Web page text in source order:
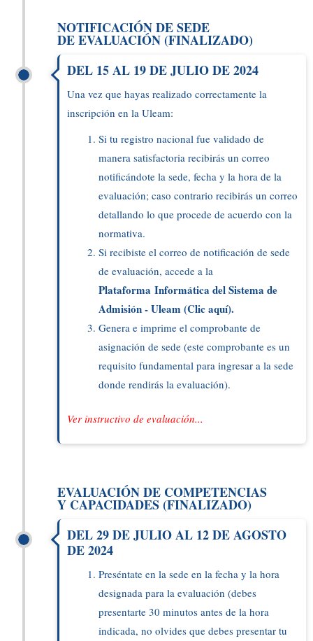
NOTIFICACIÓN DE SEDE
DE EVALUACIÓN (FINALIZADO)
DEL 15 AL 19 DE JULIO DE 2024
Una vez que hayas realizado correctamente la
inscripción en la Uleam:
Si tu registro nacional fue validado de
manera satisfactoria recibirás un correo
notificándote la sede, fecha y la hora de la
evaluación; caso contrario recibirás un correo
detallando lo que procede de acuerdo con la
normativa.
Si recibiste el correo de notificación de sede
de evaluación, accede a la
Plataforma Informática del Sistema de
Admisión - Uleam (Clic aquí).
Genera e imprime el comprobante de
asignación de sede (este comprobante es un
requisito fundamental para ingresar a la sede
donde rendirás la evaluación).
Ver instructivo de evaluación...
EVALUACIÓN DE COMPETENCIAS
Y CAPACIDADES (FINALIZADO)
DEL 29 DE JULIO AL 12 DE AGOSTO
DE 2024
Preséntate en la sede en la fecha y la hora
designada para la evaluación (debes
presentarte 30 minutos antes de la hora
indicada, no olvides que debes presentar tu